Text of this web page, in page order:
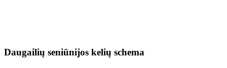
Daugailių seniūnijos kelių schema